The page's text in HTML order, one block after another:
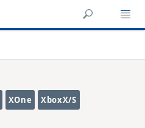
XOne XboxX/S